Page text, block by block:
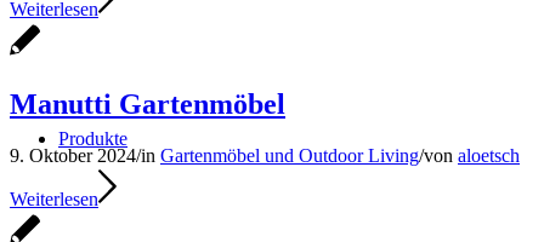
Produkte
Weiterlesen
Manutti Gartenmöbel
9. Oktober 2024/in Gartenmöbel und Outdoor Living/von aloetsch
Weiterlesen